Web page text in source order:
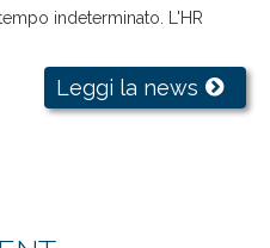
indeterminato. L'HR
Leggi la news